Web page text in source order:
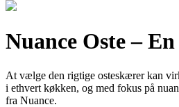
Nuance Oste –
At vælge den rigtige osteskærer kan
i ethvert køkken, og med fokus på
fra Nuance.